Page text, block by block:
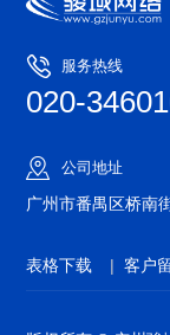
服务热线
020-
公司地址
广州市番禺区桥南
表格下载 |客户